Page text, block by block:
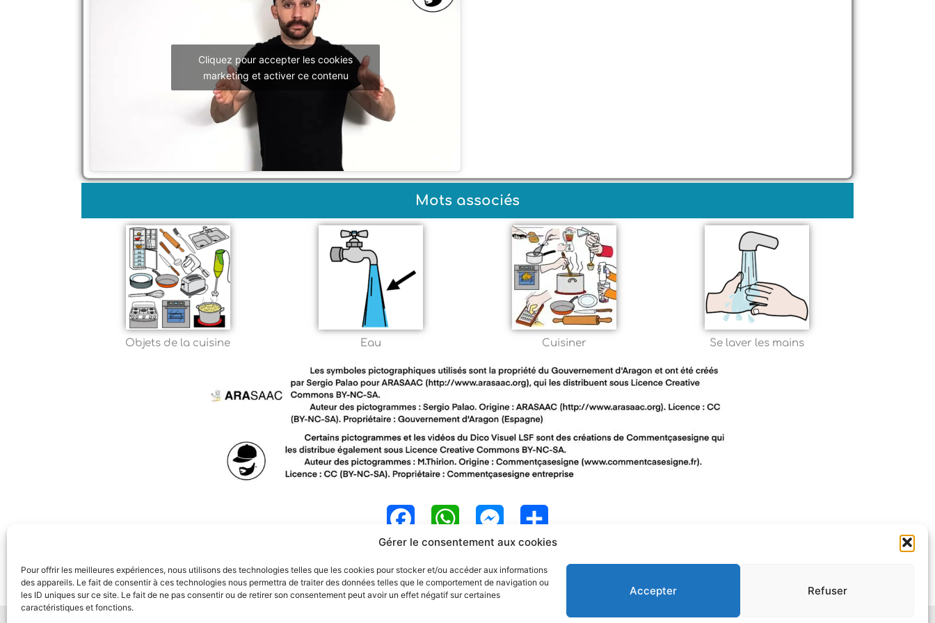
Gérer le consentement aux cookies
Pour offrir les meilleures expériences, nous utilisons des technologies telles que les cookies pour stocker et/ou accéder aux informations
des appareils. Le fait de consentir à ces technologies nous permettra de traiter des données telles que le comportement de navigation ou
les ID uniques sur ce site. Le fait de ne pas consentir ou de retirer son consentement peut avoir un effet négatif sur certaines
caractéristiques et fonctions.
Accepter Refuser
Cliquez pour accepter les cookies
marketing et activer ce contenu
Mots associés
Objets de la cuisine Eau Cuisiner Se laver les mains
F
a
c
e
W
h
a
t
M
e
s
s
P
a
r